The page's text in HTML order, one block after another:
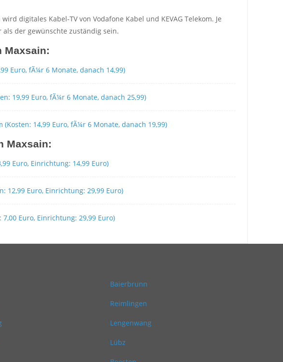
digitales Kabel-TV von Vodafone Kabel und KEVAG Telekom. Je
der gewünschte zuständig sein.
Maxsain:
Euro, fÃ¼r 6 Monate, danach 14,99)
19,99 Euro, fÃ¼r 6 Monate, danach 25,99)
(Kosten: 14,99 Euro, fÃ¼r 6 Monate, danach 19,99)
Maxsain:
Euro, Einrichtung: 14,99 Euro)
12,99 Euro, Einrichtung: 29,99 Euro)
Euro, Einrichtung: 29,99 Euro)
Baierbrunn
Reimlingen
Lengenwang
Lübz